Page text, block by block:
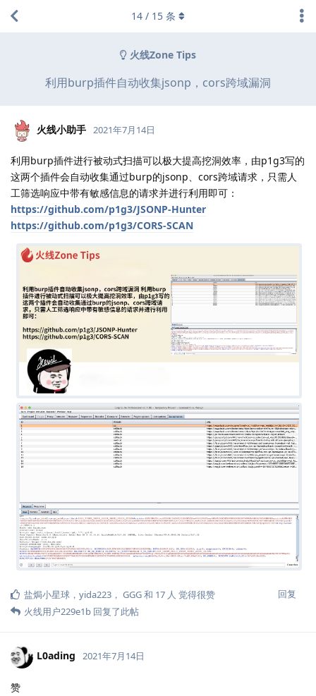
火线Zone Tips
利用burp插件自动收集jsonp，cors跨域漏洞
14 / 15 条
火线小助手 2021年7月14日
利用burp插件进行被动式扫描可以极大提高挖洞效率，由p1g3写的
这两个插件会自动收集通过burp的jsonp、cors跨域请求，只需人
工筛选响应中带有敏感信息的请求并进行利用即可：
https://github.com/p1g3/JSONP-Hunter
https://github.com/p1g3/CORS-SCAN
回复
盐焗小星球 ， yida223 ， GGG和 17 人 觉得很赞
火线用户229e1b 回复了此帖
L0ading 2021年7月14日
赞